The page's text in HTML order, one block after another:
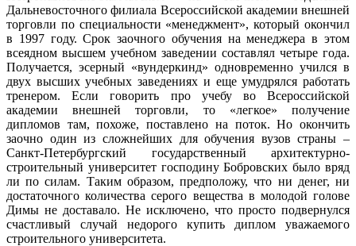
Дальневосточного филиала Всероссийской академии внешней
торговли по специальности «менеджмент», который окончил
в 1997 году. Срок заочного обучения на менеджера в этом
всеядном высшем учебном заведении составлял четыре года.
Получается, эсерный «вундеркинд» одновременно учился в
двух высших учебных заведениях и еще умудрялся работать
тренером. Если говорить про учебу во Всероссийской
академии внешней торговли, то «легкое» получение
дипломов там, похоже, поставлено на поток. Но окончить
заочно один из сложнейших для обучения вузов страны –
Санкт-Петербургский государственный архитектурно-
строительный университет господину Бобровских было вряд
ли по силам. Таким образом, предположу, что ни денег, ни
достаточного количества серого вещества в молодой голове
Димы не доставало. Не исключено, что просто подвернулся
счастливый случай недорого купить диплом уважаемого
строительного университета.